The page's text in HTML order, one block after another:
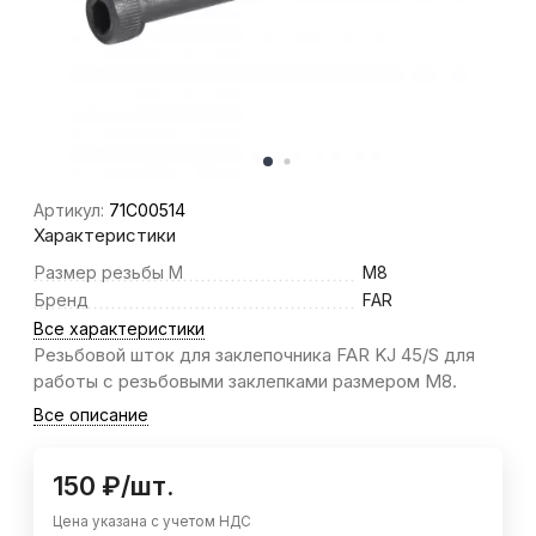
Артикул: 71C00514
Характеристики
Размер резьбы M
M8
Бренд
FAR
Все характеристики
Резьбовой шток для заклепочника FAR KJ 45/S для
работы с резьбовыми заклепками размером М8.
Все описание
150 ₽/шт.
Цена указана с учетом НДС